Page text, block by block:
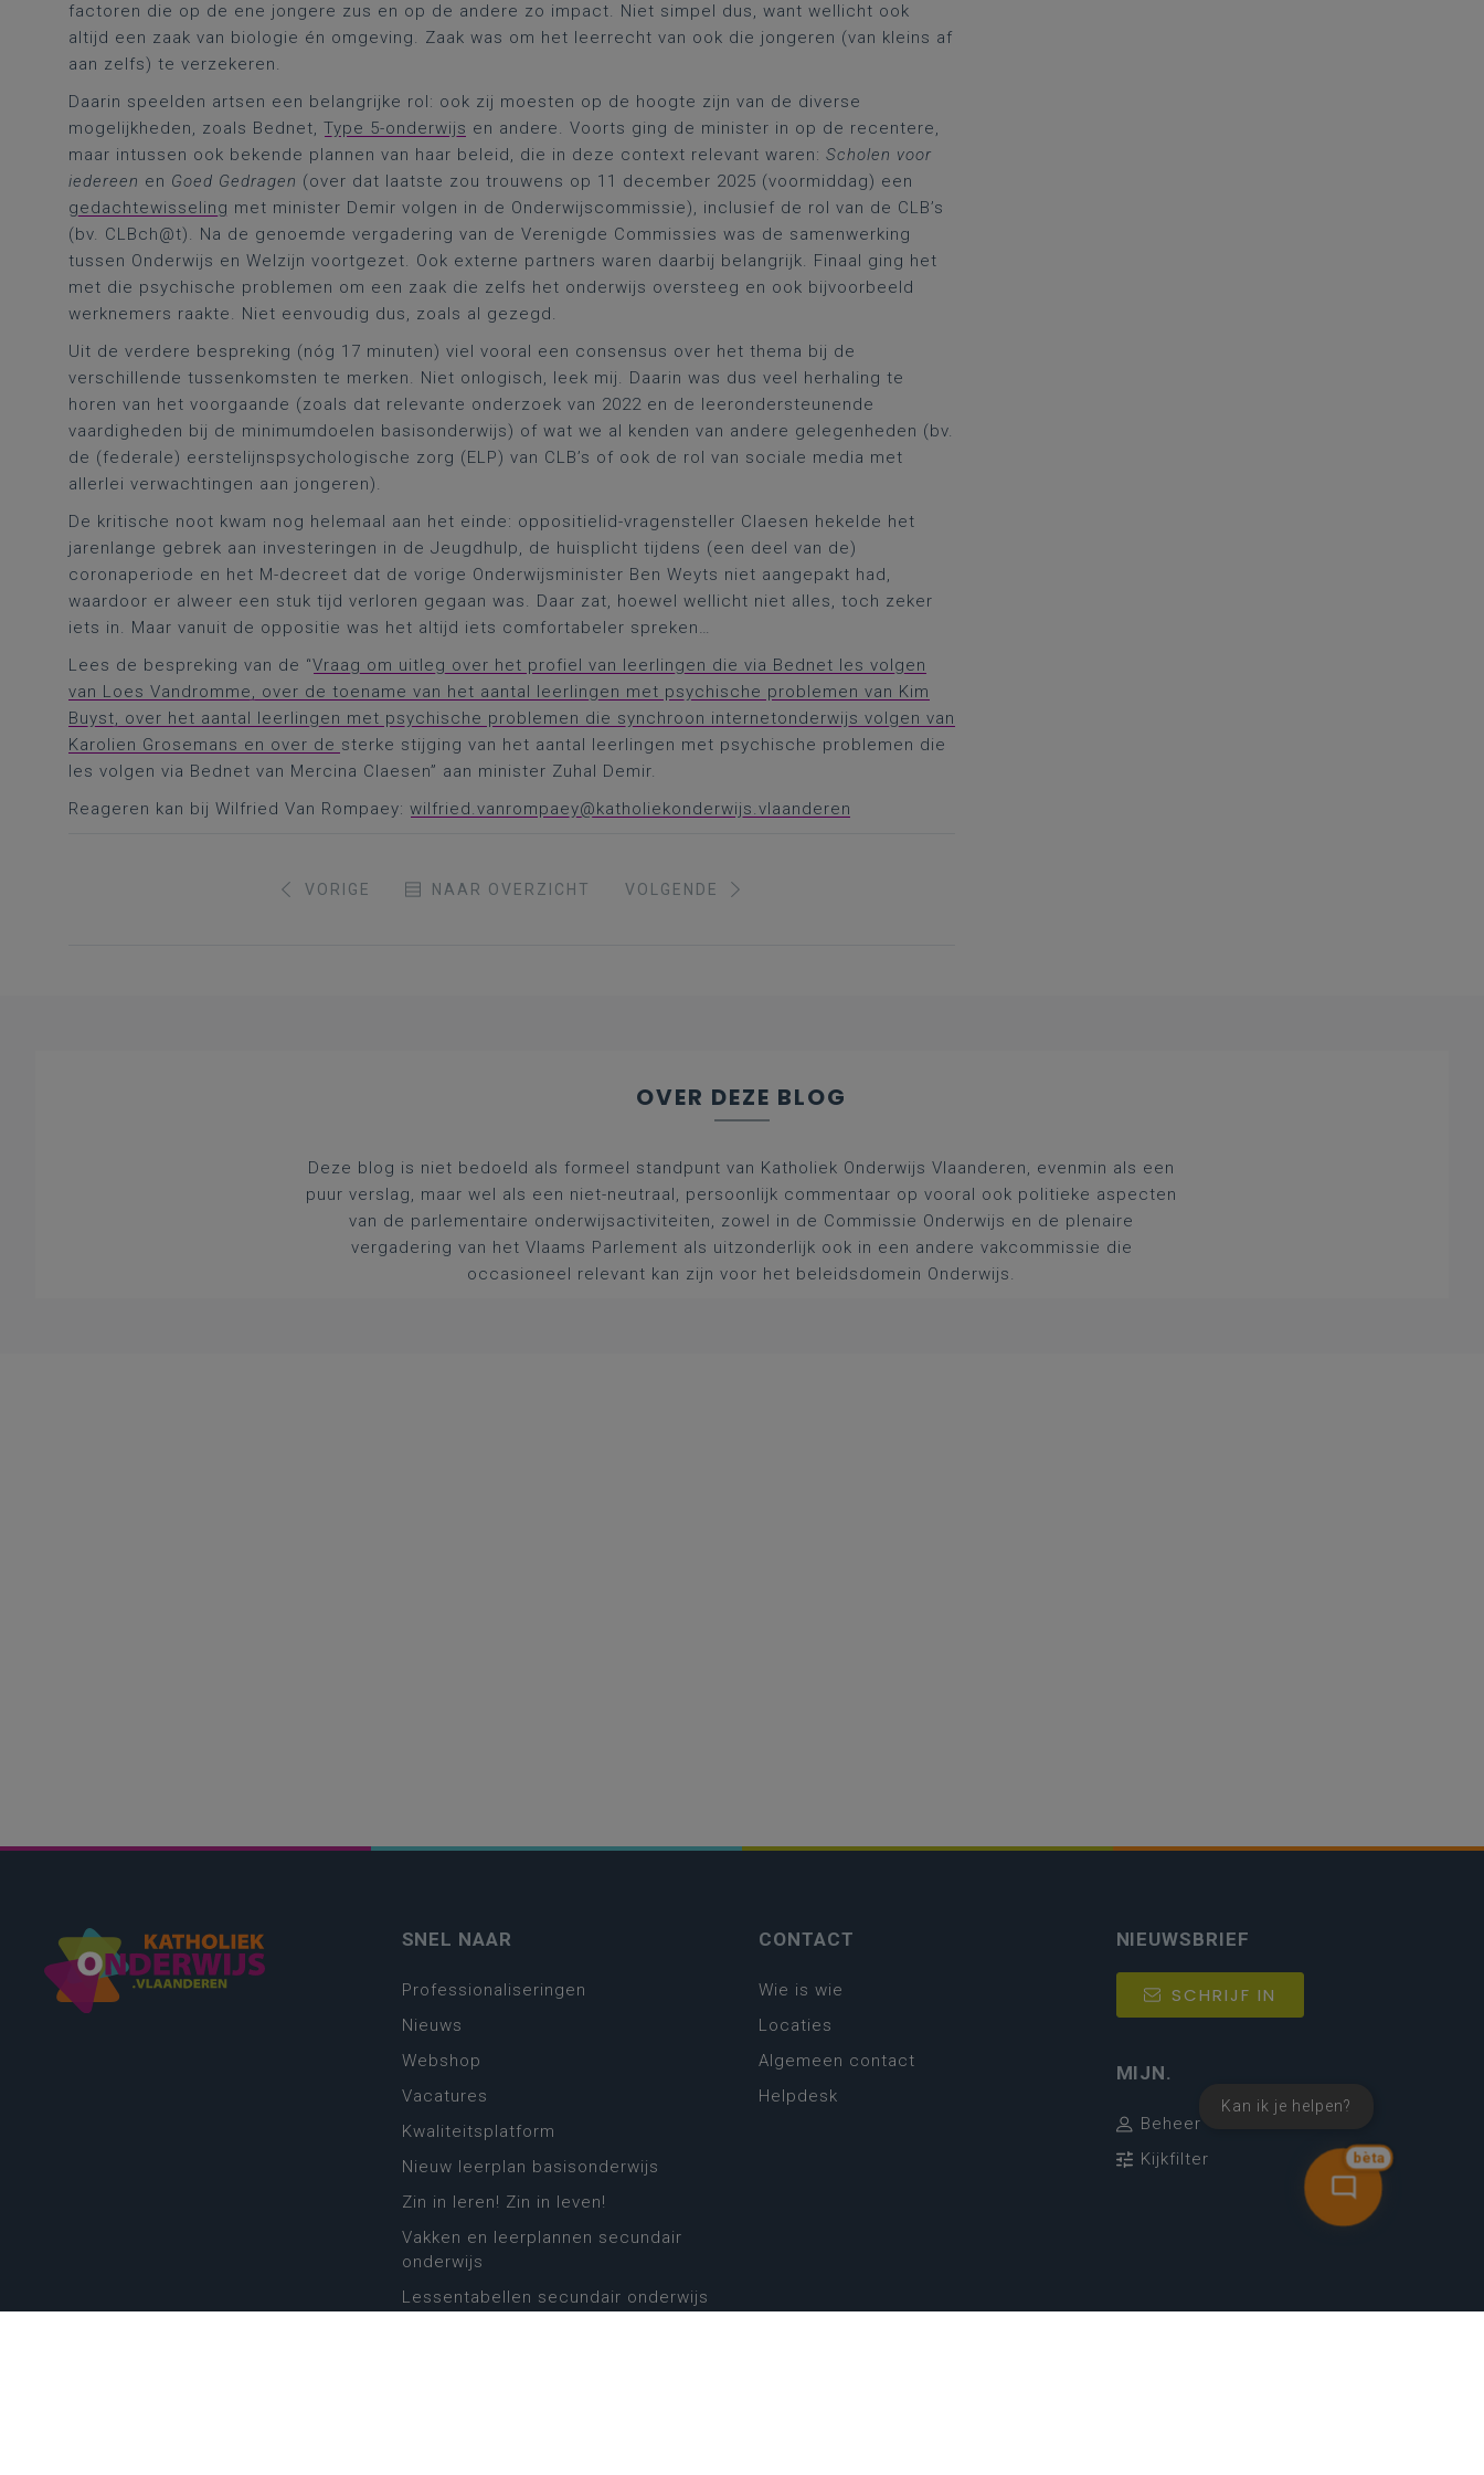
factoren die op de ene jongere zus en op de andere zo impact. Niet simpel dus, want wellicht ook
altijd een zaak van biologie én omgeving. Zaak was om het leerrecht van ook die jongeren (van kleins af
aan zelfs) te verzekeren.
Daarin speelden artsen een belangrijke rol: ook zij moesten op de hoogte zijn van de diverse
mogelijkheden, zoals Bednet, Type 5-onderwijs en andere. Voorts ging de minister in op de recentere,
maar intussen ook bekende plannen van haar beleid, die in deze context relevant waren: Scholen voor
iedereen en Goed Gedragen (over dat laatste zou trouwens op 11 december 2025 (voormiddag) een
gedachtewisseling met minister Demir volgen in de Onderwijscommissie), inclusief de rol van de CLB’s
(bv. CLBch@t). Na de genoemde vergadering van de Verenigde Commissies was de samenwerking
tussen Onderwijs en Welzijn voortgezet. Ook externe partners waren daarbij belangrijk. Finaal ging het
met die psychische problemen om een zaak die zelfs het onderwijs oversteeg en ook bijvoorbeeld
werknemers raakte. Niet eenvoudig dus, zoals al gezegd.
Uit de verdere bespreking (nóg 17 minuten) viel vooral een consensus over het thema bij de
verschillende tussenkomsten te merken. Niet onlogisch, leek mij. Daarin was dus veel herhaling te
horen van het voorgaande (zoals dat relevante onderzoek van 2022 en de leerondersteunende
vaardigheden bij de minimumdoelen basisonderwijs) of wat we al kenden van andere gelegenheden (bv.
de (federale) eerstelijnspsychologische zorg (ELP) van CLB’s of ook de rol van sociale media met
allerlei verwachtingen aan jongeren).
De kritische noot kwam nog helemaal aan het einde: oppositielid-vragensteller Claesen hekelde het
jarenlange gebrek aan investeringen in de Jeugdhulp, de huisplicht tijdens (een deel van de)
coronaperiode en het M-decreet dat de vorige Onderwijsminister Ben Weyts niet aangepakt had,
waardoor er alweer een stuk tijd verloren gegaan was. Daar zat, hoewel wellicht niet alles, toch zeker
iets in. Maar vanuit de oppositie was het altijd iets comfortabeler spreken…
Lees de bespreking van de “Vraag om uitleg over het profiel van leerlingen die via Bednet les volgen
van Loes Vandromme, over de toename van het aantal leerlingen met psychische problemen van Kim
Buyst, over het aantal leerlingen met psychische problemen die synchroon internetonderwijs volgen van
Karolien Grosemans en over de sterke stijging van het aantal leerlingen met psychische problemen die
les volgen via Bednet van Mercina Claesen” aan minister Zuhal Demir.
Reageren kan bij Wilfried Van Rompaey: wilfried.vanrompaey@katholiekonderwijs.vlaanderen
VORIGE NAAR OVERZICHT VOLGENDE
OVER DEZE BLOG
Deze blog is niet bedoeld als formeel standpunt van Katholiek Onderwijs Vlaanderen, evenmin als een
puur verslag, maar wel als een niet-neutraal, persoonlijk commentaar op vooral ook politieke aspecten
van de parlementaire onderwijsactiviteiten, zowel in de Commissie Onderwijs en de plenaire
vergadering van het Vlaams Parlement als uitzonderlijk ook in een andere vakcommissie die
occasioneel relevant kan zijn voor het beleidsdomein Onderwijs.
bèta
Kan ik je helpen?
SNEL NAAR
Professionaliseringen
Nieuws
Webshop
Vacatures
Kwaliteitsplatform
Nieuw leerplan basisonderwijs
Zin in leren! Zin in leven!
Vakken en leerplannen secundair
onderwijs
Lessentabellen secundair onderwijs
CONTACT
Wie is wie
Locaties
Algemeen contact
Helpdesk
NIEUWSBRIEF
SCHRIJF IN
MIJN.
Beheer
Kijkfilter